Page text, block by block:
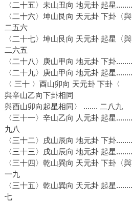
〈二十五〉未山丑向 地元卦 起星
〈二十六〉坤山艮向 天元卦 下卦〈
二五六
〈二十七〉坤山艮向 天元卦 起星〈
二六五
〈二十八〉庚山甲向 地元卦 下卦
〈二十九〉庚山甲向 地元卦 起星
〈 三十 〉酉山卯向 天元卦 下卦〈
與辛山乙向下卦相同
與酉山卯向起星相同〉 ....... 二八九
〈三十一〉辛山乙向 人元卦 起星
九八
〈三十二〉戌山辰向 地元卦 下卦
〈三十三〉戌山辰向 地元卦 起星
〈三十四〉乾山巽向 天元卦 下卦〈
一九
〈三十五〉乾山巽向 天元卦 起星
七